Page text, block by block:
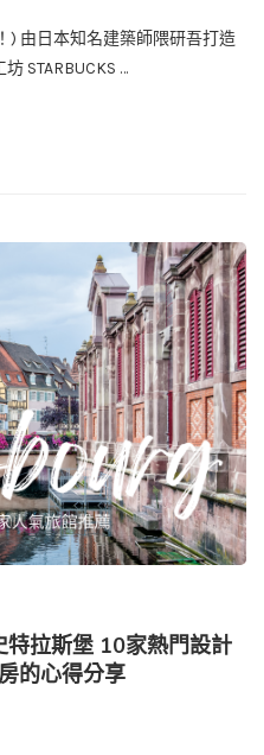
) 由日本知名建築師隈研吾打造
STARBUCKS …
拉斯堡 10家熱門設計
的心得分享